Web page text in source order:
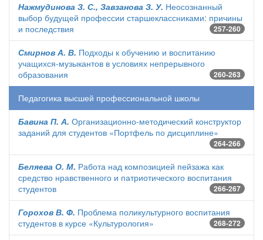
Нажмудинова З. С., Завзанова З. У. Неосознанный
выбор будущей профессии старшеклассниками: причины
и последствия
257-260
Смирнов А. В. Подходы к обучению и воспитанию
учащихся-музыкантов в условиях непрерывного
образования
260-263
Педагогика высшей профессиональной школы
Бавина П. А. Организационно-методический конструктор
заданий для студентов «Портфель по дисциплине»
264-266
Беляева О. М. Работа над композицией пейзажа как
средство нравственного и патриотического воспитания
студентов
266-267
Горохов В. Ф. Проблема поликультурного воспитания
студентов в курсе «Культурология»
268-272